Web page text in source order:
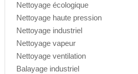
Nettoyage écologique
Nettoyage haute pression
Nettoyage industriel
Nettoyage vapeur
Nettoyage ventilation
Balayage industriel